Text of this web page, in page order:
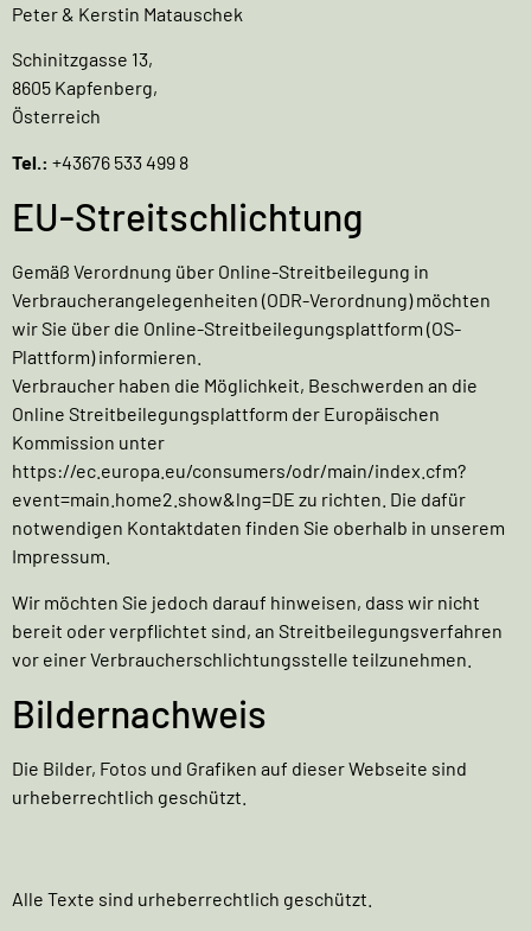
Peter & Kerstin Matauschek
Schinitzgasse 13,
8605 Kapfenberg,
Österreich
Tel.: +43676 533 499 8
EU-Streitschlichtung
Gemäß Verordnung über Online-Streitbeilegung in
Verbraucherangelegenheiten (ODR-Verordnung) möchten
wir Sie über die Online-Streitbeilegungsplattform (OS-
Plattform) informieren.
Verbraucher haben die Möglichkeit, Beschwerden an die
Online Streitbeilegungsplattform der Europäischen
Kommission unter
https://ec.europa.eu/consumers/odr/main/index.cfm?
event=main.home2.show&lng=DE zu richten. Die dafür
notwendigen Kontaktdaten finden Sie oberhalb in unserem
Impressum.
Wir möchten Sie jedoch darauf hinweisen, dass wir nicht
bereit oder verpflichtet sind, an Streitbeilegungsverfahren
vor einer Verbraucherschlichtungsstelle teilzunehmen.
Bildernachweis
Die Bilder, Fotos und Grafiken auf dieser Webseite sind
urheberrechtlich geschützt.
Alle Texte sind urheberrechtlich geschützt.